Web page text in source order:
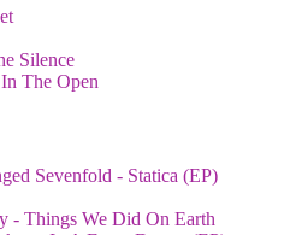
Silence
The Open
Sevenfold - Statica (EP)
- Things We Did On Earth